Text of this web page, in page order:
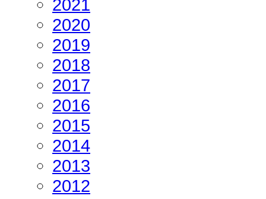
2021
2020
2019
2018
2017
2016
2015
2014
2013
2012